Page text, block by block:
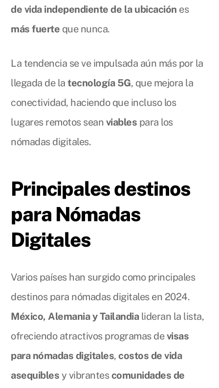
de vida independiente de la ubicación es
más fuerte que nunca.
La tendencia se ve impulsada aún más por la
llegada de latecnología 5G, que mejora la
conectividad, haciendo que incluso los
lugares remotos sean viables para los
nómadas digitales.
Principales destinos
para Nómadas
Digitales
Varios países han surgido como principales
destinos para nómadas digitales en 2024.
México, Alemania y Tailandialideran la lista,
ofreciendo atractivos programas devisas
para nómadas digitales,costos de vida
asequibles y vibrantescomunidades de